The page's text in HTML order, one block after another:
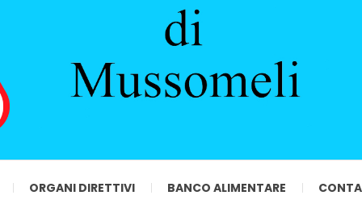
ORGANI DIRETTIVI BANCO ALIMENTARE